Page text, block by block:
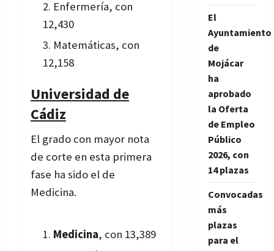
Enfermería, con
12,430
Matemáticas, con
12,158
Universidad de
Cádiz
El grado con mayor nota
de corte en esta primera
fase ha sido el de
Medicina.
Medicina, con 13,389
El
Ayuntamiento
de
Mojácar
ha
aprobado
la Oferta
de Empleo
Público
2026, con
14 plazas
Convocadas
más
plazas
para el